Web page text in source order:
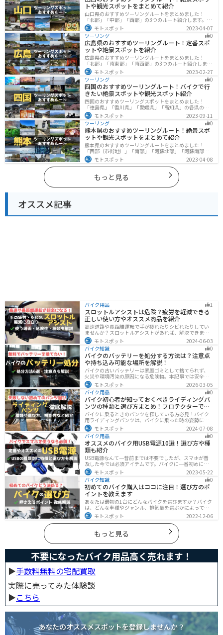
トや観光スポットをまとめて紹介
山口県のおすすめツーリングルートをまとめました！
「北部」「中部」「西部」の3つのルート紹介します。美
しい海岸線や山々を楽しむことができます。バイクで山
口県にツーリングに行く際は参考にしてください。
モトスポット
2023-04-07
ツーリング
0
広島県のおすすめツーリングルート！定番スポ
ットや絶景スポットを紹介
広島県のおすすめツーリングルートをまとめました！
「北部」「南東部」「南西部」の3つのルート紹介しま
す。自然豊かな山と海だけでなく、歴史的価値のある建
造物も多数あるので、飽きることなくツーリングを堪能
できます。バイクで広島県にツーリングに行く際は参考
にしてください。
モトスポット
2023-02-27
ツーリング
0
四国のおすすめツーリングルート！バイクで行
きたい絶景スポットや観光スポット紹介
四国のおすすめツーリングスポットをまとめました！
「徳島県」「香川県」「愛媛県」「高知県」の各県の観
光地紹介します。自然豊かな山々や湖、温泉地が点在
し、四季折々の景色を楽しめるスポットが多数ありま
す。バイクで四国にツーリングに行く際は参考にしてく
ださい。
モトスポット
2023-09-11
ツーリング
0
熊本県のおすすめツーリングルート！絶景スポ
ットや観光スポットをまとめて紹介
熊本県のおすすめツーリングルートをまとめました！
「西部（市街地）」「南部」「阿蘇北部」「阿蘇南部」
の4つのルート紹介します。阿蘇山や天草諸島をはじめと
した豊かな自然や、熊本城や水前寺成趣園など歴史ある
観光スポットが多数あり、様々な楽しみ方ができます。
バイクで熊本県にツーリングに行く際は参考にしてくだ
さい。
モトスポット 2023-04-08
もっと見る
オススメ記事
バイク用品 1
スロットルアシストは危険？疲労を軽減できる
正しい使い方やオススメ商品を紹介
高速道路や長距離運転で手が疲れたりシビれたりしてい
ませんか？スロットルアシストがあれば、解決できま
す。この記事ではスロットルアシストを安全に使う場
面、危険性、種類、オススメの商品について解説しま
す。長距離運転をもっと楽にしたいと思っている人は参
考にしてください。
モトスポット
2024-06-03
バイク知識
0
バイクのバッテリーを処分する方法は？注意点
や持ち込み可能な場所を解説！
バイクの古いバッテリーは家庭ゴミとして捨てられず、
火災や環境汚染の原因になる危険物。本記事では安全な
保管方法や絶縁などの注意点、無料・低コストで回収し
てもらう方法、買い取りの可否を解説。ナップスやオー
トバックス、イエローハットなどの回収対応店舗も紹介
します。
モトスポット
2026-03-05
バイク用品
0
バイク初心者が知っておくべきライディングパ
ンツの種類と選び方まとめ！プロテクターで脚
を守ろう
バイクに乗るときのパンツを探している方必見！バイク
用ライディングパンツは、バイクに乗った時の姿勢に最
適化されているので快適にバイクに乗ることができま
す。プロテクター内蔵で安全性も高くなります。この記事
ではパンツの選び方や種類など初心者が知っておくべき
ことをまとめました。
モトスポット
2024-07-08
バイク用品
0
オススメのバイク用USB電源10選！選び方や種
類も紹介
USB電源なんて一昔前までは不要でしたが、スマホが普
及した今では必須アイテムです。バイクに一番初めにつ
けたいグッズです。この記事では、そんなバイク用USB電
源の種類や選び方、オススメ商品を厳選して紹介します
ので、ぜひ参考にしてください。
モトスポット
2023-05-22
バイク知識
0
初めてのバイク購入はココに注目！選び方のポ
イントを教えます
あなたは最初の1台にどんなバイクを選びますか？バイク
は、どんな車種やジャンル、排気量を選ぶかによって今
後の楽しみ方が大きく変わるものなので、初めての愛車
選びはとても重要です。この記事ではそんなバイク選び
のオススメポイントをお伝えします。
モトスポット 2022-12-06
もっと見る
不要になったバイク用品高く売れます！
▶︎手数料無料の宅配買取
実際に売ってみた体験談
▶︎こちら
あなたのオススメスポットを登録しませんか？